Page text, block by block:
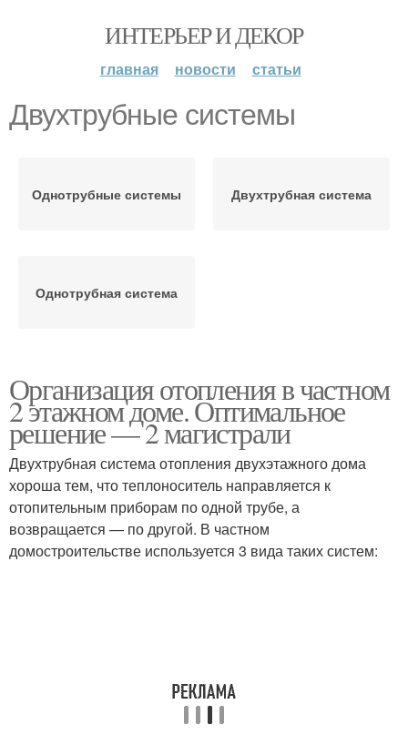
ИНТЕРЬЕР И ДЕКОР
главная новости статьи
Двухтрубные системы
Однотрубные системы Двухтрубная система
Однотрубная система
Организация отопления в частном
2 этажном доме. Оптимальное
решение — 2 магистрали
Двухтрубная система отопления двухэтажного дома
хороша тем, что теплоноситель направляется к
отопительным приборам по одной трубе, а
возвращается — по другой. В частном
домостроительстве используется 3 вида таких систем: